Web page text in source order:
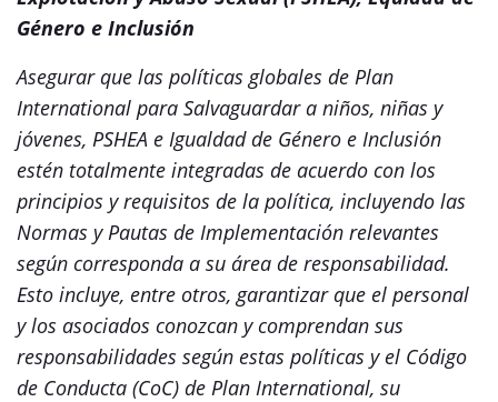
Género e Inclusión
Asegurar que las políticas globales de Plan
International para Salvaguardar a niños, niñas y
jóvenes, PSHEA e Igualdad de Género e Inclusión
estén totalmente integradas de acuerdo con los
principios y requisitos de la política, incluyendo las
Normas y Pautas de Implementación relevantes
según corresponda a su área de responsabilidad.
Esto incluye, entre otros, garantizar que el personal
y los asociados conozcan y comprendan sus
responsabilidades según estas políticas y el Código
de Conducta (CoC) de Plan International, su